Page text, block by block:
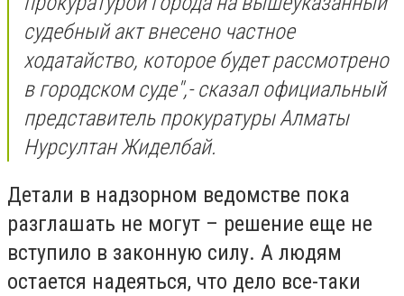
судебный акт внесено частное
ходатайство, которое будет рассмотрено
в городском суде",- сказал официальный
представитель прокуратуры Алматы
Нурсултан Жиделбай.
Детали в надзорном ведомстве пока
разглашать не могут – решение еще не
вступило в законную силу. А людям
остается надеяться, что дело все-таки